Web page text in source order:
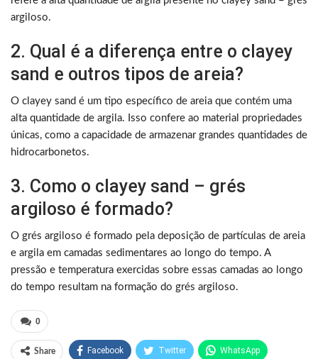
argiloso.
2. Qual é a diferença entre o clayey
sand e outros tipos de areia?
O clayey sand é um tipo específico de areia que contém uma
alta quantidade de argila. Isso confere ao material propriedades
únicas, como a capacidade de armazenar grandes quantidades de
hidrocarbonetos.
3. Como o clayey sand – grés
argiloso é formado?
O grés argiloso é formado pela deposição de partículas de areia
e argila em camadas sedimentares ao longo do tempo. A
pressão e temperatura exercidas sobre essas camadas ao longo
do tempo resultam na formação do grés argiloso.
0
Share Facebook Twitter WhatsApp